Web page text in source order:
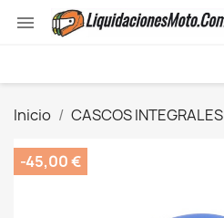

Inicio CASCOS INTEGRALES
-45,00 €